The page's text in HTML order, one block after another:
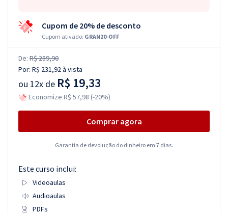
Cupom de 20% de desconto
Cupom ativado: GRAN20-OFF
De: R$ 289,90
Por: R$ 231,92à vista
ou 12x de R$ 19,33
Economize R$ 57,98 (-20%)
Comprar agora
Garantia de devolução do dinheiro em 7 dias.
Este curso inclui:
Videoaulas
Audioaulas
PDFs